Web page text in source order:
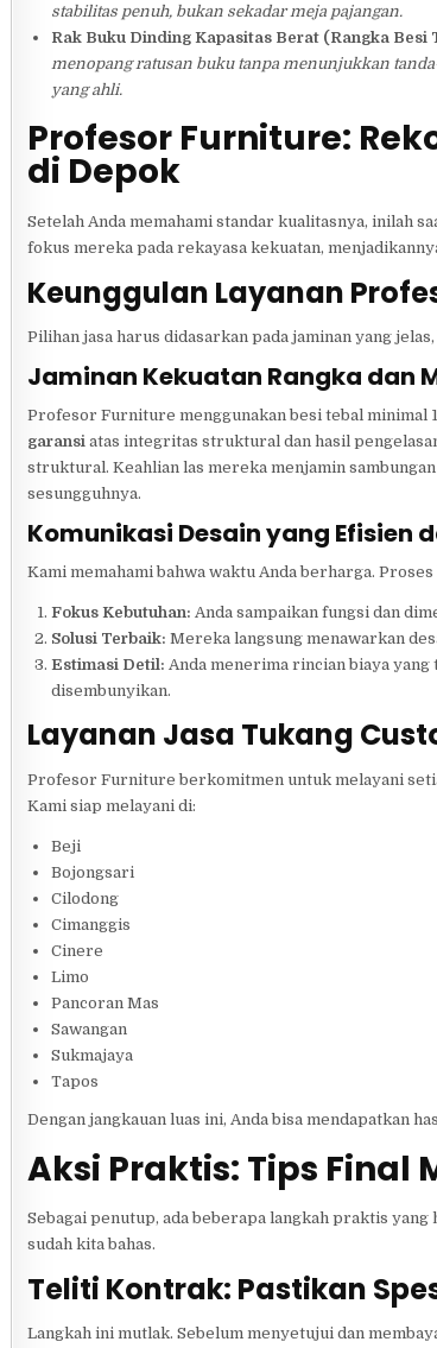
stabilitas penuh, bukan sekadar meja pajangan.
Rak Buku Dinding Kapasitas Berat (Rangka Besi
menopang ratusan buku tanpa menunjukkan
yang ahli.
Profesor Furniture:
di Depok
Setelah Anda memahami standar kualitasnya, inilah
fokus mereka pada rekayasa kekuatan,
Keunggulan Layanan
Pilihan jasa harus didasarkan pada jaminan yang
Jaminan Kekuatan Rangka dan
Profesor Furniture menggunakan besi tebal minimal
garansiatas integritas struktural dan hasil
struktural. Keahlian las mereka menjamin
sesungguhnya.
Komunikasi Desain yang Efisien
Kami memahami bahwa waktu Anda berharga.
Fokus Kebutuhan: Anda sampaikan fungsi dan
Solusi Terbaik: Mereka langsung menawarkan
Estimasi Detil: Anda menerima rincian biaya
disembunyikan.
Layanan Jasa Tukang
Profesor Furniture berkomitmen untuk melayani
Kami siap melayani di:
Beji
Bojongsari
Cilodong
Cimanggis
Cinere
Limo
Pancoran Mas
Sawangan
Sukmajaya
Tapos
Dengan jangkauan luas ini, Anda bisa mendapatkan
Aksi Praktis: Tips
Sebagai penutup, ada beberapa langkah praktis
sudah kita bahas.
Teliti Kontrak: Pastikan
Langkah ini mutlak. Sebelum menyetujui dan